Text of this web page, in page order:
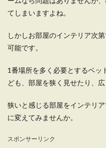
てしまいますよね。
しかしお部屋のインテリア次
可能です。
1番場所を多く必要とするベッ
ども、部屋を狭く見せたり、
狭いと感じる部屋をインテリ
に変えてみませんか。
スポンサーリンク